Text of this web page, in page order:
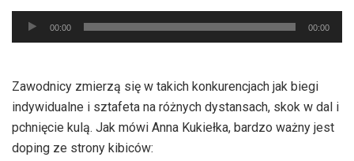
Odtwarzacz
plików
00:00 00:00
Zawodnicy zmierzą się w takich konkurencjach jak biegi
indywidualne i sztafeta na różnych dystansach, skok w dal i
pchnięcie kulą. Jak mówi Anna Kukiełka, bardzo ważny jest
doping ze strony kibiców: